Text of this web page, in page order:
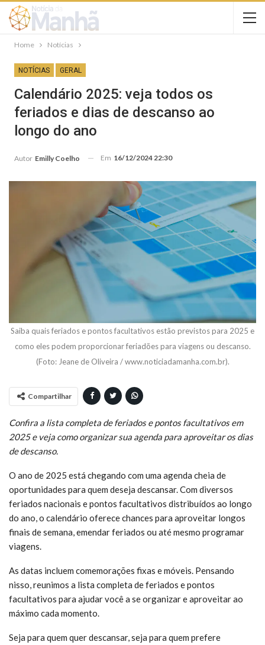
Home Notícias
NOTÍCIAS GERAL
Calendário 2025: veja todos os
feriados e dias de descanso ao
longo do ano
Autor Emilly Coelho Em 16/12/2024 22:30
Saiba quais feriados e pontos facultativos estão previstos para 2025 e
como eles podem proporcionar feriadões para viagens ou descanso.
(Foto: Jeane de Oliveira / www.noticiadamanha.com.br).
Compartilhar
Confira a lista completa de feriados e pontos facultativos em
2025 e veja como organizar sua agenda para aproveitar os dias
de descanso.
O ano de 2025 está chegando com uma agenda cheia de
oportunidades para quem deseja descansar. Com diversos
feriados nacionais e pontos facultativos distribuídos ao longo
do ano, o calendário oferece chances para aproveitar longos
finais de semana, emendar feriados ou até mesmo programar
viagens.
As datas incluem comemorações fixas e móveis. Pensando
nisso, reunimos a lista completa de feriados e pontos
facultativos para ajudar você a se organizar e aproveitar ao
máximo cada momento.
Seja para quem quer descansar, seja para quem prefere